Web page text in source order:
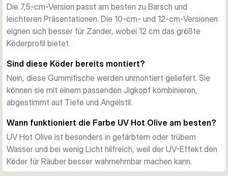
zum Jiggen und für das klassische Spinnfischen.
UV-Farbe für schwierige Sichtverhältnisse
Die Farbe UV Hot Olive kombiniert einen natürlichen
olivbraunen Eindruck mit starker UV-Aktivität. So hebt sich
besser ab und behält dennoch einen beutefischähnlichen
Look.
Größen für verschiedene Räuber
Die Reihe umfasst 7,5 cm, 10 cm und 12 cm. Die kleinere
größeren Varianten eignen sich besser für Zander und ein
größeres Beutefischprofil.
Flexibel zu montieren
Die Gummifische werden unmontiert geliefert und lassen
Die 7,5-cm-Version passt am besten zu Barsch und
leichteren Präsentationen. Die 10-cm- und 12-cm-Versionen
eignen sich besser für Zander, wobei 12 cm das größte
Köderprofil bietet.
Sind diese Köder bereits montiert?
Nein, diese Gummifische werden unmontiert geliefert. Sie
können sie mit einem passenden Jigkopf kombinieren,
abgestimmt auf Tiefe und Angelstil.
Wann funktioniert die Farbe UV Hot Olive am besten?
UV Hot Olive ist besonders in gefärbtem oder trübem
Wasser und bei wenig Licht hilfreich, weil der UV-Effekt den
Köder für Räuber besser wahrnehmbar machen kann.